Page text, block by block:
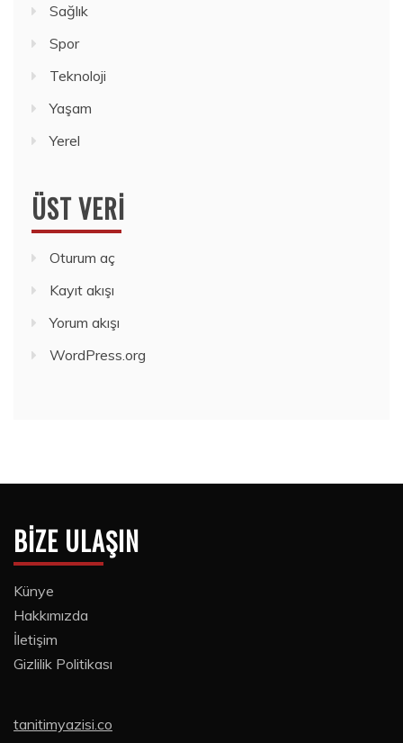
Sağlık
Spor
Teknoloji
Yaşam
Yerel
ÜST VERI
Oturum aç
Kayıt akışı
Yorum akışı
WordPress.org
BIZE ULAŞIN
Künye
Hakkımızda
İletişim
Gizlilik Politikası
tanitimyazisi.co